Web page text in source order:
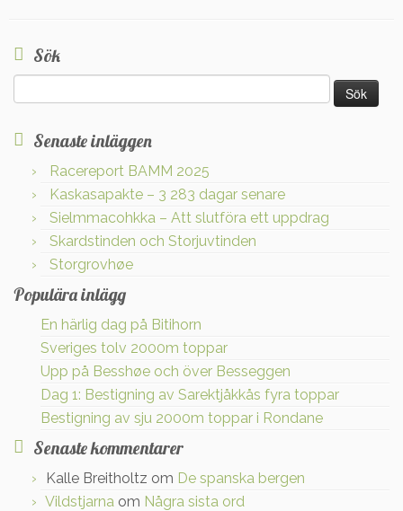
Sök
efter:
Senaste inläggen
Racereport BAMM 2025
Kaskasapakte – 3 283 dagar senare
Sielmmacohkka – Att slutföra ett uppdrag
Skardstinden och Storjuvtinden
Storgrovhøe
Populära inlägg
En härlig dag på Bitihorn
Sveriges tolv 2000m toppar
Upp på Besshøe och över Besseggen
Dag 1: Bestigning av Sarektjåkkås fyra toppar
Bestigning av sju 2000m toppar i Rondane
Senaste kommentarer
Kalle Breitholtz om De spanska bergen
Vildstjarna om Några sista ord